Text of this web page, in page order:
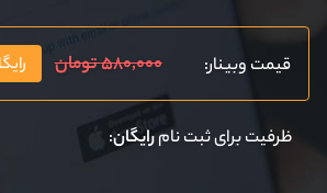
قیمت وبینار: ۵۸۰,۰۰۰ تومان رایگان
ظرفیت برای ثبت نامرایگان: